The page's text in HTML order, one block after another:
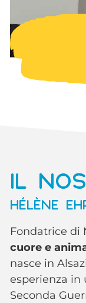
IL
HÉLÈNE
Fondatrice di
cuore e
nasce in
esperienza in
Seconda